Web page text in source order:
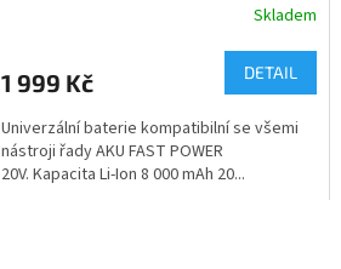
Skladem
1 999 Kč DETAIL
Univerzální baterie kompatibilní se všemi
nástroji řady AKU FAST POWER
20V. Kapacita Li-Ion 8 000 mAh 20...